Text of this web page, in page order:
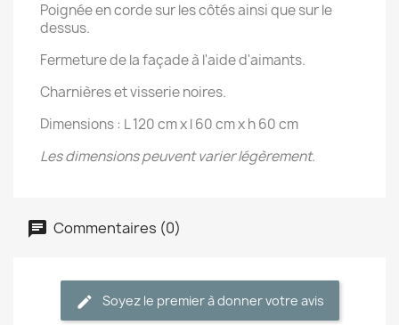
Poignée en corde sur les côtés ainsi que sur le
dessus.
Fermeture de la façade à l'aide d'aimants.
Charnières et visserie noires.
Dimensions : L 120 cm x l 60 cm x h 60 cm
Les dimensions peuvent varier légèrement.
Commentaires (0)
Soyez le premier à donner votre avis